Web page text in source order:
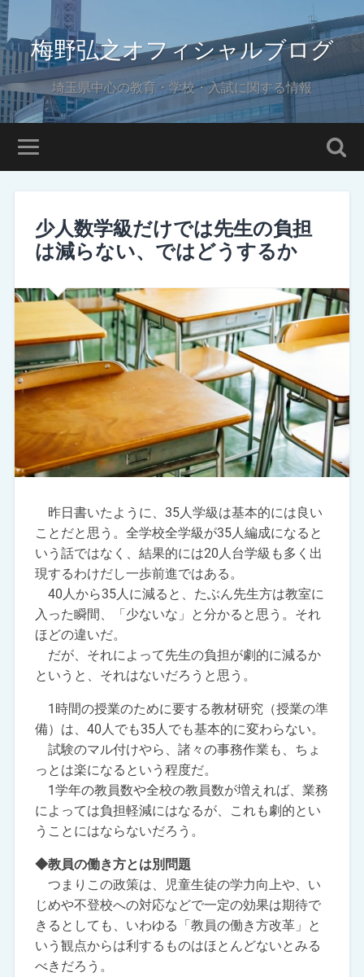
梅野弘之オフィシャルブログ
埼玉県中心の教育・学校・入試に関する情報
少人数学級だけでは先生の負担
は減らない、ではどうするか
昨日書いたように、35人学級は基本的には良い
ことだと思う。全学校全学級が35人編成になると
いう話ではなく、結果的には20人台学級も多く出
現するわけだし一歩前進ではある。
40人から35人に減ると、たぶん先生方は教室に
入った瞬間、「少ないな」と分かると思う。それ
ほどの違いだ。
だが、それによって先生の負担が劇的に減るか
というと、それはないだろうと思う。
1時間の授業のために要する教材研究（授業の準
備）は、40人でも35人でも基本的に変わらない。
試験のマル付けやら、諸々の事務作業も、ちょ
っとは楽になるという程度だ。
1学年の教員数や全校の教員数が増えれば、業務
によっては負担軽減にはなるが、これも劇的とい
うことにはならないだろう。
◆教員の働き方とは別問題
つまりこの政策は、児童生徒の学力向上や、い
じめや不登校への対応などで一定の効果は期待で
きるとしても、いわゆる「教員の働き方改革」と
いう観点からは利するものはほとんどないとみる
べきだろう。